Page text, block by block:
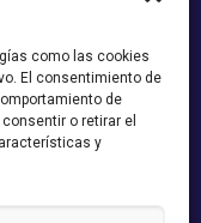
como las cookies
El consentimiento de
de
o retirar el
y